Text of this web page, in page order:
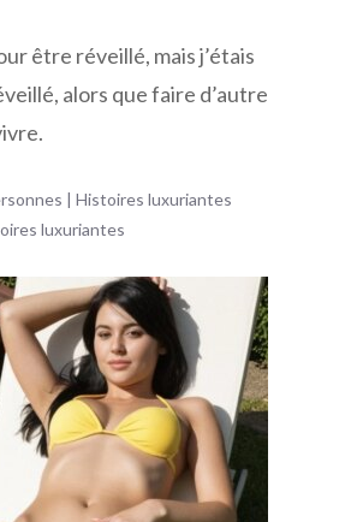
être réveillé, mais j’étais
alors que faire d’autre
| Histoires luxuriantes
luxuriantes